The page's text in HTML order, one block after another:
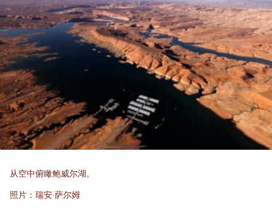
从空中俯瞰鲍威尔湖。
照片：瑞安·萨尔姆